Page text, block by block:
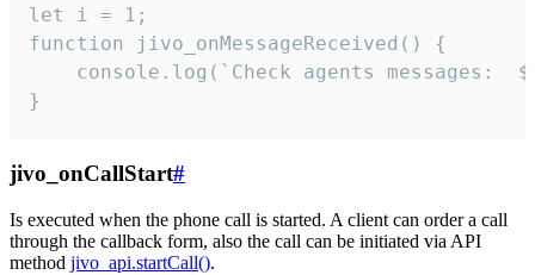
let i = 1;
function jivo_onMessageReceived() {
}
jivo_onCallStart#
Is executed when the phone call is started. A client can order a call
through the callback form, also the call can be initiated via API
method jivo_api.startCall().